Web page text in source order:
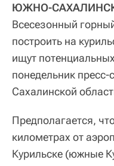
ЮЖНО-САХАЛИНСК,
Всесезонный
построить на
ищут
понедельник пресс-
Сахалинской
Предполагается,
километрах от
Курильске (южные